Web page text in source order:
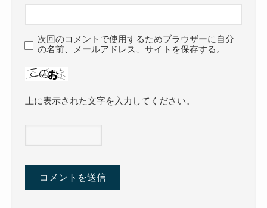
次回のコメントで使用するためブラウザーに自分
の名前、メールアドレス、サイトを保存する。
上に表示された文字を入力してください。